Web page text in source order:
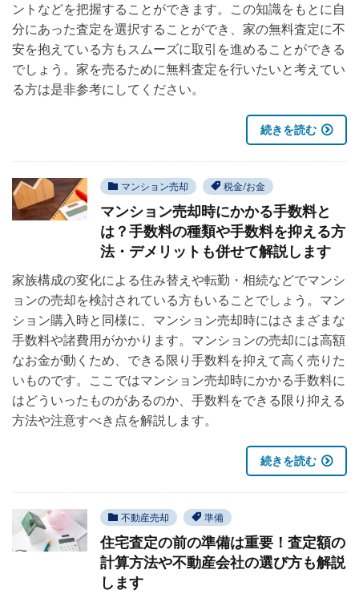
ントなどを把握することができます。この知識をもとに自
分にあった査定を選択することができ、家の無料査定に不
安を抱えている方もスムーズに取引を進めることができる
でしょう。家を売るために無料査定を行いたいと考えてい
る方は是非参考にしてください。
続きを読む
マンション売却 税金/お金
マンション売却時にかかる手数料と
は？手数料の種類や手数料を抑える方
法・デメリットも併せて解説します
家族構成の変化による住み替えや転勤・相続などでマンシ
ョンの売却を検討されている方もいることでしょう。マン
ション購入時と同様に、マンション売却時にはさまざまな
手数料や諸費用がかかります。マンションの売却には高額
なお金が動くため、できる限り手数料を抑えて高く売りた
いものです。ここではマンション売却時にかかる手数料に
はどういったものがあるのか、手数料をできる限り抑える
方法や注意すべき点を解説します。
続きを読む
不動産売却 準備
住宅査定の前の準備は重要！査定額の
計算方法や不動産会社の選び方も解説
します